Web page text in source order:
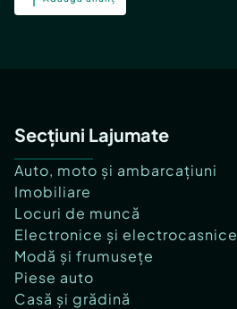
Secțiuni Lajumate
Auto, moto și ambarcațiuni
Imobiliare
Locuri de muncă
Electronice și electrocasnice
Modă și frumusețe
Piese auto
Casă și grădină